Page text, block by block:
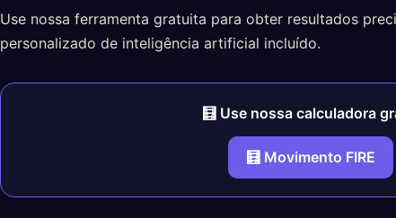
Use nossa ferramenta gratuita para obter resultados
personalizado de inteligência artificial incluído.
🧮 Use nossa calculadora
🧮 Movimento FIRE